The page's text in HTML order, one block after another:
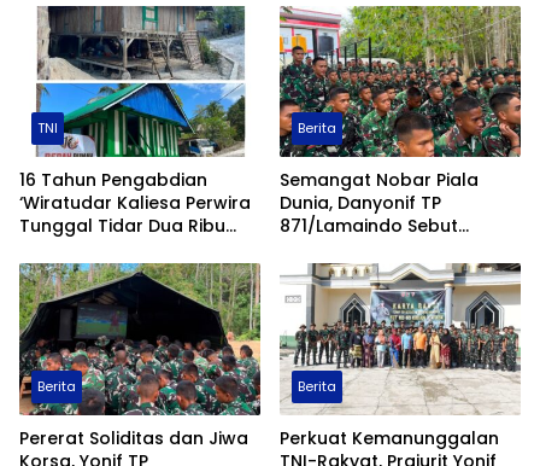
Sederhana Ubah
Kesehatan Satu Kampung
1413/Buton Kian Terbentuk
TNI
16 Tahun Pengabdian
‘Wiratudar Kaliesa Perwira
Tunggal Tidar Dua Ribu
Gumilang Bedah Rumah
Warga Prasejahtera
Berita
Semangat Nobar Piala
Dunia, Danyonif TP
871/Lamaindo Sebut
Jadi Penunjang
Keberhasilan Tugas
Berita
Pererat Soliditas dan Jiwa
Korsa, Yonif TP
Berita
Perkuat Kemanunggalan
TNI-Rakyat, Prajurit Yonif